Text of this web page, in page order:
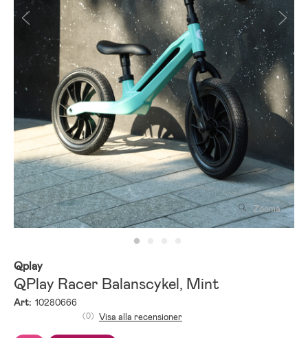
Zooma
Qplay
QPlay Racer Balanscykel, Mint
Art: 10280666
(0) Visa alla recensioner